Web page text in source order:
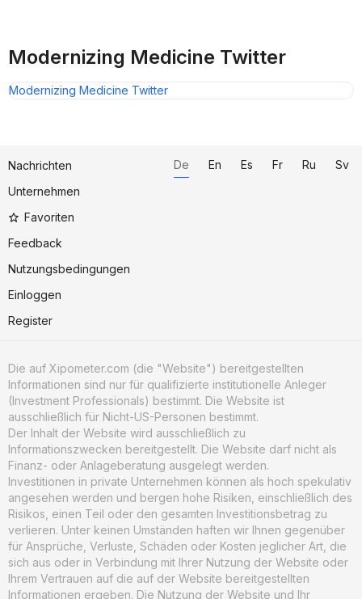
Modernizing Medicine Twitter
Modernizing Medicine Twitter
Nachrichten
Unternehmen
Favoriten
Feedback
Nutzungsbedingungen
Einloggen
Register
De En Es Fr Ru Sv
Die auf Xipometer.com (die "Website") bereitgestellten
Informationen sind nur für qualifizierte institutionelle Anleger
(Investment Professionals) bestimmt. Die Website ist
ausschließlich für Nicht-US-Personen bestimmt.
Der Inhalt der Website wird ausschließlich zu
Informationszwecken bereitgestellt. Die Website darf nicht als
Finanz- oder Anlageberatung ausgelegt werden.
Investitionen in private Unternehmen können als hoch spekulativ
angesehen werden und bergen hohe Risiken, einschließlich des
Risikos, einen Teil oder den gesamten Investitionsbetrag zu
verlieren. Unter keinen Umständen haften wir Ihnen gegenüber
für Ansprüche, Verluste, Schäden oder Kosten jeglicher Art, die
sich aus oder in Verbindung mit Ihrer Nutzung der Website oder
Ihrem Vertrauen auf die auf der Website bereitgestellten
Informationen ergeben. Die Nutzung der Website und Ihr